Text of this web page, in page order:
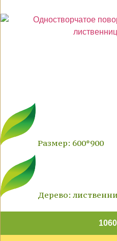
Размер: 600*900
Дерево: